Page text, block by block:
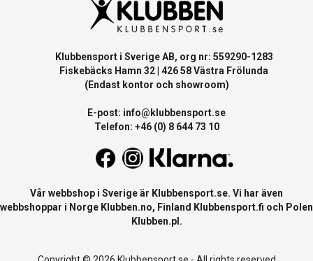
Klubbensport i Sverige AB, org nr: 559290-1283
Fiskebäcks Hamn 32 | 426 58 Västra Frölunda
(Endast kontor och showroom)
E-post: info@klubbensport.se
Telefon: +46 (0) 8 644 73 10
Vår webbshop i Sverige är Klubbensport.se. Vi har även
webbshoppar i Norge Klubben.no, Finland Klubbensport.fi och Polen
Klubben.pl .